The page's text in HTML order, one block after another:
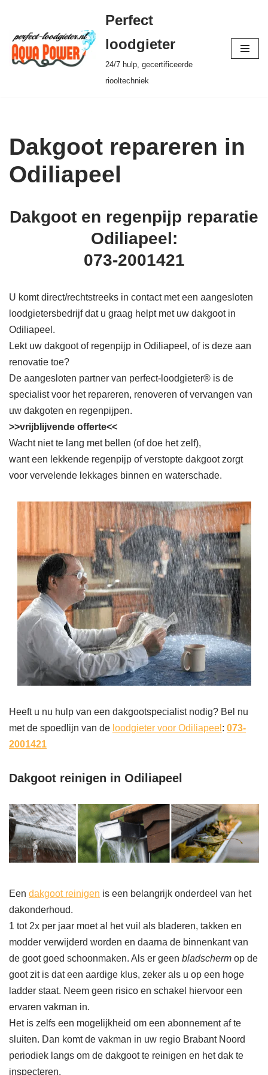
Ga
naar
de
Perfect
loodgieter
24/7 hulp, gecertificeerde
riooltechniek
Dakgoot repareren in
Odiliapeel
Dakgoot en regenpijp reparatie
Odiliapeel:
073-2001421
U komt direct/rechtstreeks in contact met een aangesloten
loodgietersbedrijf dat u graag helpt met uw dakgoot in
Odiliapeel.
Lekt uw dakgoot of regenpijp in Odiliapeel, of is deze aan
renovatie toe?
De aangesloten partner van perfect-loodgieter® is de
specialist voor het repareren, renoveren of vervangen van
uw dakgoten en regenpijpen.
>>vrijblijvende offerte<<
Wacht niet te lang met bellen (of doe het zelf),
want een lekkende regenpijp of verstopte dakgoot zorgt
voor vervelende lekkages binnen en waterschade.
Heeft u nu hulp van een dakgootspecialist nodig? Bel nu
met de spoedlijn van de loodgieter voor Odiliapeel : 073-
2001421
Dakgoot reinigen in Odiliapeel
Een dakgoot reinigen is een belangrijk onderdeel van het
dakonderhoud.
1 tot 2x per jaar moet al het vuil als bladeren, takken en
modder verwijderd worden en daarna de binnenkant van
de goot goed schoonmaken. Als er geen bladscherm op de
goot zit is dat een aardige klus, zeker als u op een hoge
ladder staat. Neem geen risico en schakel hiervoor een
ervaren vakman in.
Het is zelfs een mogelijkheid om een abonnement af te
sluiten. Dan komt de vakman in uw regio Brabant Noord
periodiek langs om de dakgoot te reinigen en het dak te
inspecteren.